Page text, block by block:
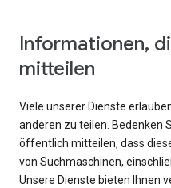
Informationen,
mitteilen
Viele unserer Dienste
anderen zu teilen. Bedenken
öffentlich mitteilen, dass
von Suchmaschinen,
Unsere Dienste bieten Ihnen